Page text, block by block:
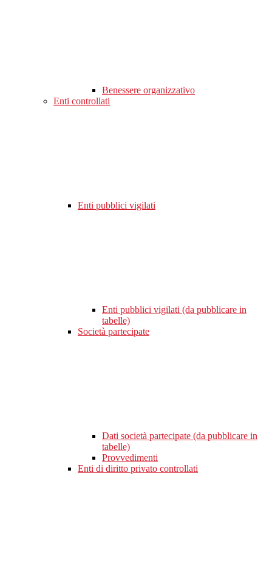
Benessere organizzativo
Enti controllati
Enti pubblici vigilati
Enti pubblici vigilati (da pubblicare in
tabelle)
Società partecipate
Dati società partecipate (da pubblicare in
tabelle)
Provvedimenti
Enti di diritto privato controllati